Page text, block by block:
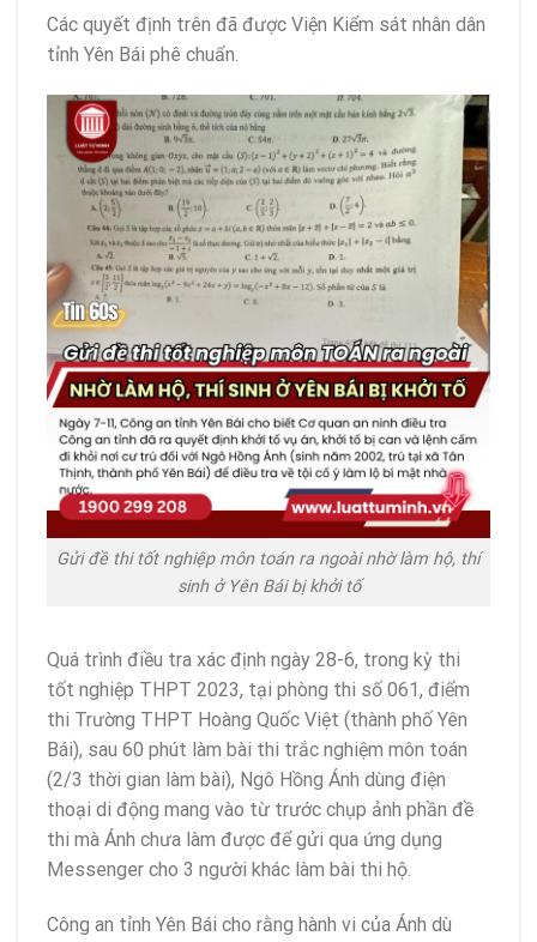
Các quyết định trên đã được Viện Kiểm sát nhân dân
tỉnh Yên Bái phê chuẩn.
Gửi đề thi tốt nghiệp môn toán ra ngoài nhờ làm hộ, thí
sinh ở Yên Bái bị khởi tố
Quá trình điều tra xác định ngày 28-6, trong kỳ thi
tốt nghiệp THPT 2023, tại phòng thi số 061, điểm
thi Trường THPT Hoàng Quốc Việt (thành phố Yên
Bái), sau 60 phút làm bài thi trắc nghiệm môn toán
(2/3 thời gian làm bài), Ngô Hồng Ánh dùng điện
thoại di động mang vào từ trước chụp ảnh phần đề
thi mà Ánh chưa làm được để gửi qua ứng dụng
Messenger cho 3 người khác làm bài thi hộ.
Công an tỉnh Yên Bái cho rằng hành vi của Ánh dù